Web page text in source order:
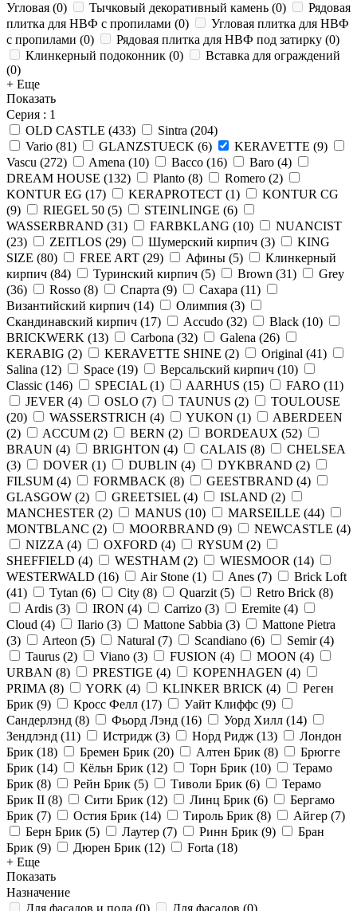
Угловая (0) Тычковый декоративный камень (0)
Рядовая
плитка для НВФ с пропилами (0)
Угловая плитка для НВФ
с пропилами (0) Рядовая плитка для НВФ под затирку (0)
Клинкерный подоконник (0)
Вставка для ограждений
(0)
+ Еще
Показать
Серия : 1
OLD CASTLE (433) Sintra (204)
Vario (81) GLANZSTUECK (6) KERAVETTE (9)
Vascu (272) Amena (10) Bacco (16) Baro (4)
DREAM HOUSE (132) Planto (8) Romero (2)
KONTUR EG (17) KERAPROTECT (1)
KONTUR СG
(9) RIEGEL 50 (5) STEINLINGE (6)
WASSERBRAND (31) FARBKLANG (10)
NUANCIST
(23) ZEITLOS (29) Шумерский кирпич (3)
KING
SIZE (80) FREE ART (29) Афины (5)
Клинкерный
кирпич (84) Туринский кирпич (5) Brown (31)
Grey
(36) Rosso (8) Спарта (9) Сахара (11)
Византийский кирпич (14) Олимпия (3)
Скандинавский кирпич (17) Accudo (32) Black (10)
BRICKWERK (13) Carbona (32) Galena (26)
KERABIG (2) KERAVETTE SHINE (2) Original (41)
Salina (12) Space (19) Версальский кирпич (10)
Classic (146) SPECIAL (1) AARHUS (15) FARO (11)
JEVER (4) OSLO (7) TAUNUS (2)
TOULOUSE
(20) WASSERSTRICH (4) YUKON (1)
ABERDEEN
(2) ACCUM (2) BERN (2) BORDEAUX (52)
BRAUN (4) BRIGHTON (4) CALAIS (8)
CHELSEA
(3) DOVER (1) DUBLIN (4) DYKBRAND (2)
FILSUM (4) FORMBACK (8) GEESTBRAND (4)
GLASGOW (2) GREETSIEL (4) ISLAND (2)
MANCHESTER (2) MANUS (10) MARSEILLE (44)
MONTBLANC (2) MOORBRAND (9) NEWCASTLE (4)
NIZZA (4) OXFORD (4) RYSUM (2)
SHEFFIELD (4) WESTHAM (2) WIESMOOR (14)
WESTERWALD (16) Air Stone (1) Anes (7)
Brick Loft
(41) Tytan (6) City (8) Quarzit (5) Retro Brick (8)
Ardis (3) IRON (4) Carrizo (3) Eremite (4)
Cloud (4) Ilario (3) Mattone Sabbia (3)
Mattone Pietra
(3) Arteon (5) Natural (7) Scandiano (6) Semir(4)
Taurus (2) Viano (3) FUSION (4) MOON (4)
URBAN (8) PRESTIGE (4) KOPENHAGEN (4)
PRIMA (8) YORK (4) KLINKER BRICK (4)
Реген
Брик (9) Кросс Фелл (17) Уайт Клиффс (9)
Сандерлэнд (8) Фьорд Лэнд (16) Уорд Хилл (14)
Зендлэнд (11) Истридж (3) Норд Ридж (13)
Лондон
Брик (18) Бремен Брик (20) Алтен Брик (8)
Брюгге
Брик (14) Кёльн Брик (12) Торн Брик (10)
Терамо
Брик (8) Рейн Брик (5) Тиволи Брик (6)
Терамо
Брик II (8) Сити Брик (12) Линц Брик (6)
Бергамо
Брик (7) Остия Брик (14) Тироль Брик (8) Айгер (7)
Берн Брик (5) Лаутер (7) Ринн Брик (9)
Бран
Брик (9) Дюрен Брик (12) Forta (18)
+ Еще
Показать
Назначение
Для фасадов и пола (0) Для фасадов (0)